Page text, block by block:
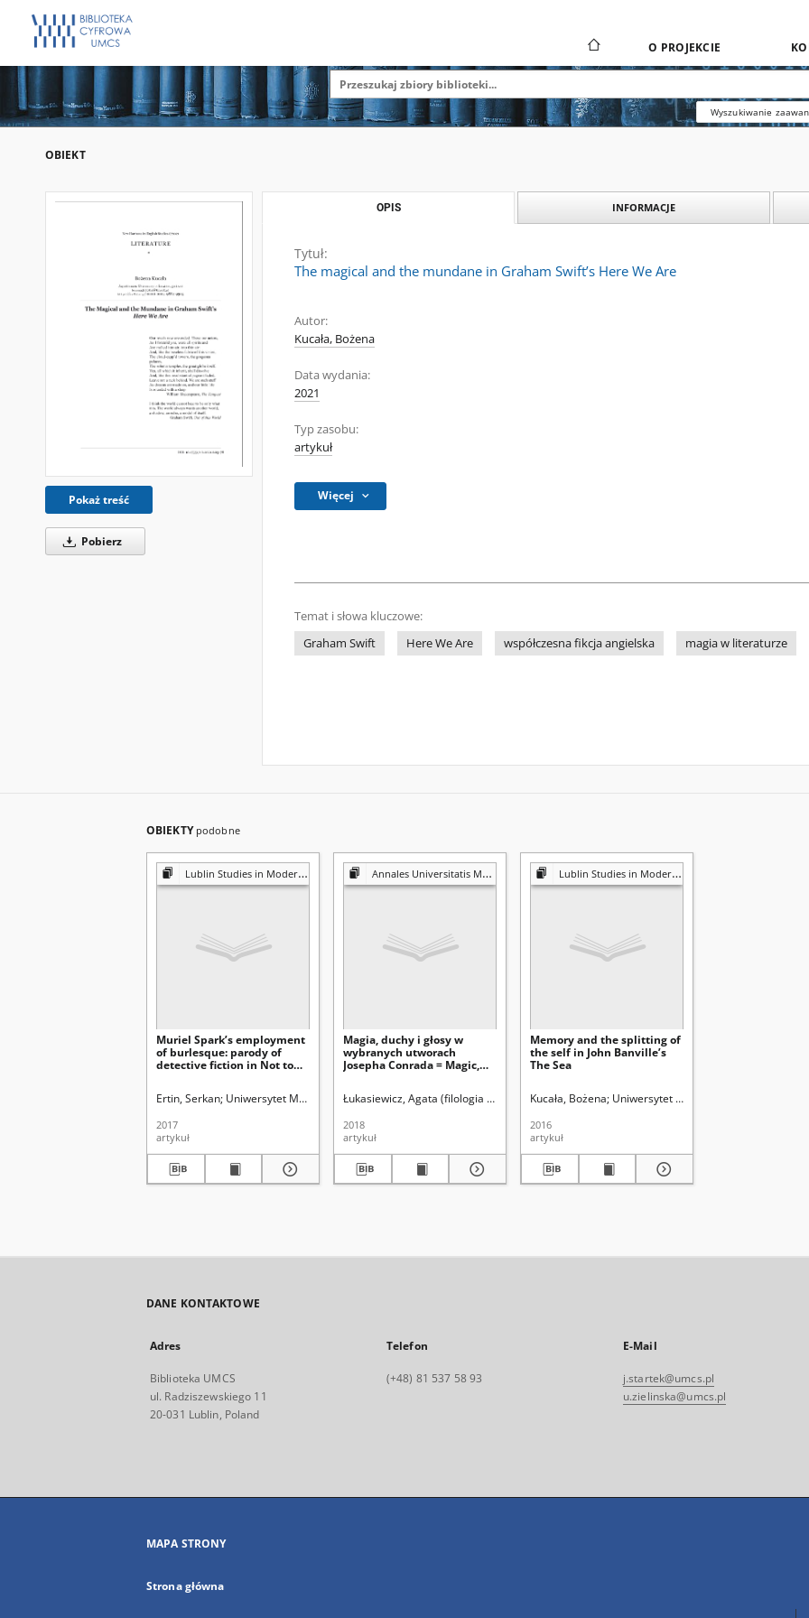
O PROJEKCIE
Wyszukiwanie
OBIEKT
Pokaż treść
Pobierz
OPIS INFORMACJE
Tytuł:
The magical and the mundane in Graham Swift’s Here We Are
Autor:
Kucała, Bożena
Data wydania:
2021
Typ zasobu:
artykuł
Więcej
Temat i słowa kluczowe:
Graham Swift
Here We Are współczesna fikcja angielska magia w literaturze
OBIEKTY podobne
Lublin Studies in Modern Languages and Literature
Muriel Spark’s employment
of burlesque: parody of
detective fiction in Not to
Ertin, Serkan Uniwersytet Marii Curie-Skłodowskiej (Lublin). Instytut Germanistyki i Lingwistyki Stosowanej
2017
artykuł
Annales Universitatis Mariae Curie-Skłodowska. Sectio FF, Philologiae
Magia, duchy i głosy w
wybranych utworach
Josepha Conrada = Magic,
Conrad
Łukasiewicz, Agata (filologia angielska) Gabryś-Sławińska, Monika. Red.
2018
artykuł
Lublin Studies in Modern Languages and Literature
Memory and the splitting of
the self in John Banville’s
The Sea
Kucała, Bożena Uniwersytet Marii Curie-Skłodowskiej
2016
artykuł
DANE KONTAKTOWE
Adres
Biblioteka UMCS
ul. Radziszewskiego 11
20-031 Lublin, Poland
Telefon
(+48) 81 537 58 93
E-Mail
j.startek@umcs.pl
u.zielinska@umcs.pl
MAPA STRONY
Strona główna